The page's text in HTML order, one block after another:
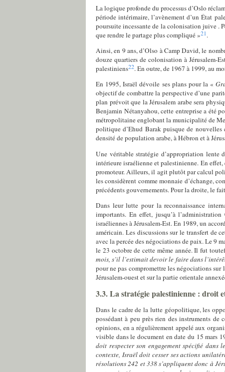
La logique profonde du processus d’Oslo
période intérimaire, l’avènement d’un État
poursuite incessante de la colonisation juive .
que rendre le partage plus compliqué »21.
Ainsi, en 9 ans, d’Olso à Camp David, le
douze quartiers de colonisation à Jérusalem-
palestiniens22. En outre, de 1967 à 1999, au
En 1995, Israël dévoile ses plans pour la «
objectif de combattre la perspective d’une
plan prévoit que la Jérusalem arabe sera
Benjamin Nétanyahou, cette entreprise a été
métropolitaine englobant la municipalité de
politique d’Ehud Barak puisque de
densité de population arabe, à Hébron et à
Une véritable stratégie d’appropriation lente
intérieure israélienne et palestinienne. En effet,
promoteur. Ailleurs, il agit plutôt par calcul
les considèrent comme monnaie d’échange,
précédents gouvernements. Pour la droite, le
Dans leur lutte pour la reconnaissance
importants. En effet, jusqu’à
israéliennes à Jérusalem-Est. En 1989, un
américain. Les discussions sur le transfert de
avec la percée des négociations de paix. Le 9
le 23 octobre de cette même année. Il fut
mois, s’il l’estimait devoir le faire dans
pour ne pas compromettre les négociations
Jérusalem-ouest et sur la partie orientale
3.3. La stratégie palestinienne : droit
Dans le cadre de la lutte géopolitique, les
possédant à peu près rien des instruments
opinions, en a régulièrement appelé aux
visible dans le document en date du 15 mars
doit respecter son engagement spécifié
contexte, Israël doit cesser ses actions
résolutions 242 et 338 s’appliquent donc à